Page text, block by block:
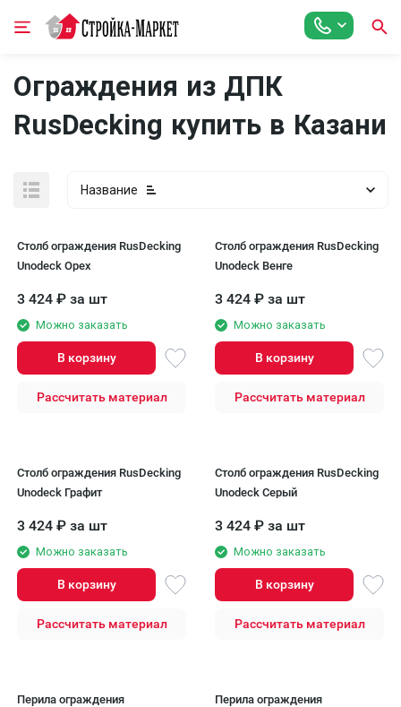
Ограждения из ДПК
RusDecking купить в Казани
Название
Столб ограждения RusDecking
Unodeck Орех
3 424 ₽ за шт
Можно заказать
В корзину
Рассчитать материал
Столб ограждения RusDecking
Unodeck Венге
3 424 ₽ за шт
Можно заказать
В корзину
Рассчитать материал
Столб ограждения RusDecking
Unodeck Графит
3 424 ₽ за шт
Можно заказать
В корзину
Рассчитать материал
Столб ограждения RusDecking
Unodeck Серый
3 424 ₽ за шт
Можно заказать
В корзину
Рассчитать материал
Перила ограждения
Перила ограждения